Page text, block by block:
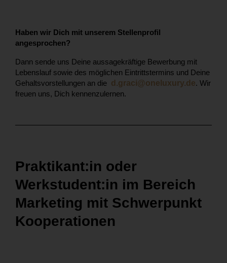
Haben wir Dich mit unserem Stellenprofil
angesprochen?
Dann sende uns Deine aussagekräftige Bewerbung mit
Lebenslauf sowie des möglichen Eintrittstermins und Deine
Gehaltsvorstellungen an die d.graci@oneluxury.de. Wir
freuen uns, Dich kennenzulernen.
Praktikant:in oder
Werkstudent:in im Bereich
Marketing mit Schwerpunkt
Kooperationen